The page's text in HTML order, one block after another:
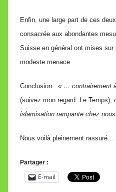
Enfin, une large part de ces
consacrée aux abondantes
Suisse en général ont mises sur
modeste menace.
Conclusion : « … contrairement
(suivez mon regard: Le Temps),
islamisation rampante chez nous
Nous voilà pleinement rassuré…
Partager :
E-mail